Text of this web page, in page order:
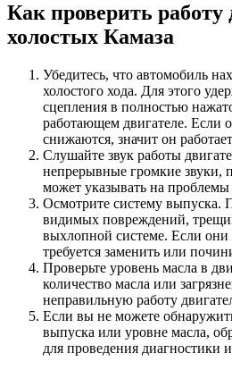
Как проверить работу
холостых Камаза
Убедитесь, что автомобиль
холостого хода. Для этого
сцепления в полностью
работающем двигателе. Если
снижаются, значит он
Слушайте звук работы
непрерывные громкие звуки,
может указывать на
Осмотрите систему выпуска.
видимых повреждений,
выхлопной системе. Если
требуется заменить или
Проверьте уровень масла в
количество масла или
неправильную работу
Если вы не можете
выпуска или уровне масла,
для проведения диагностики